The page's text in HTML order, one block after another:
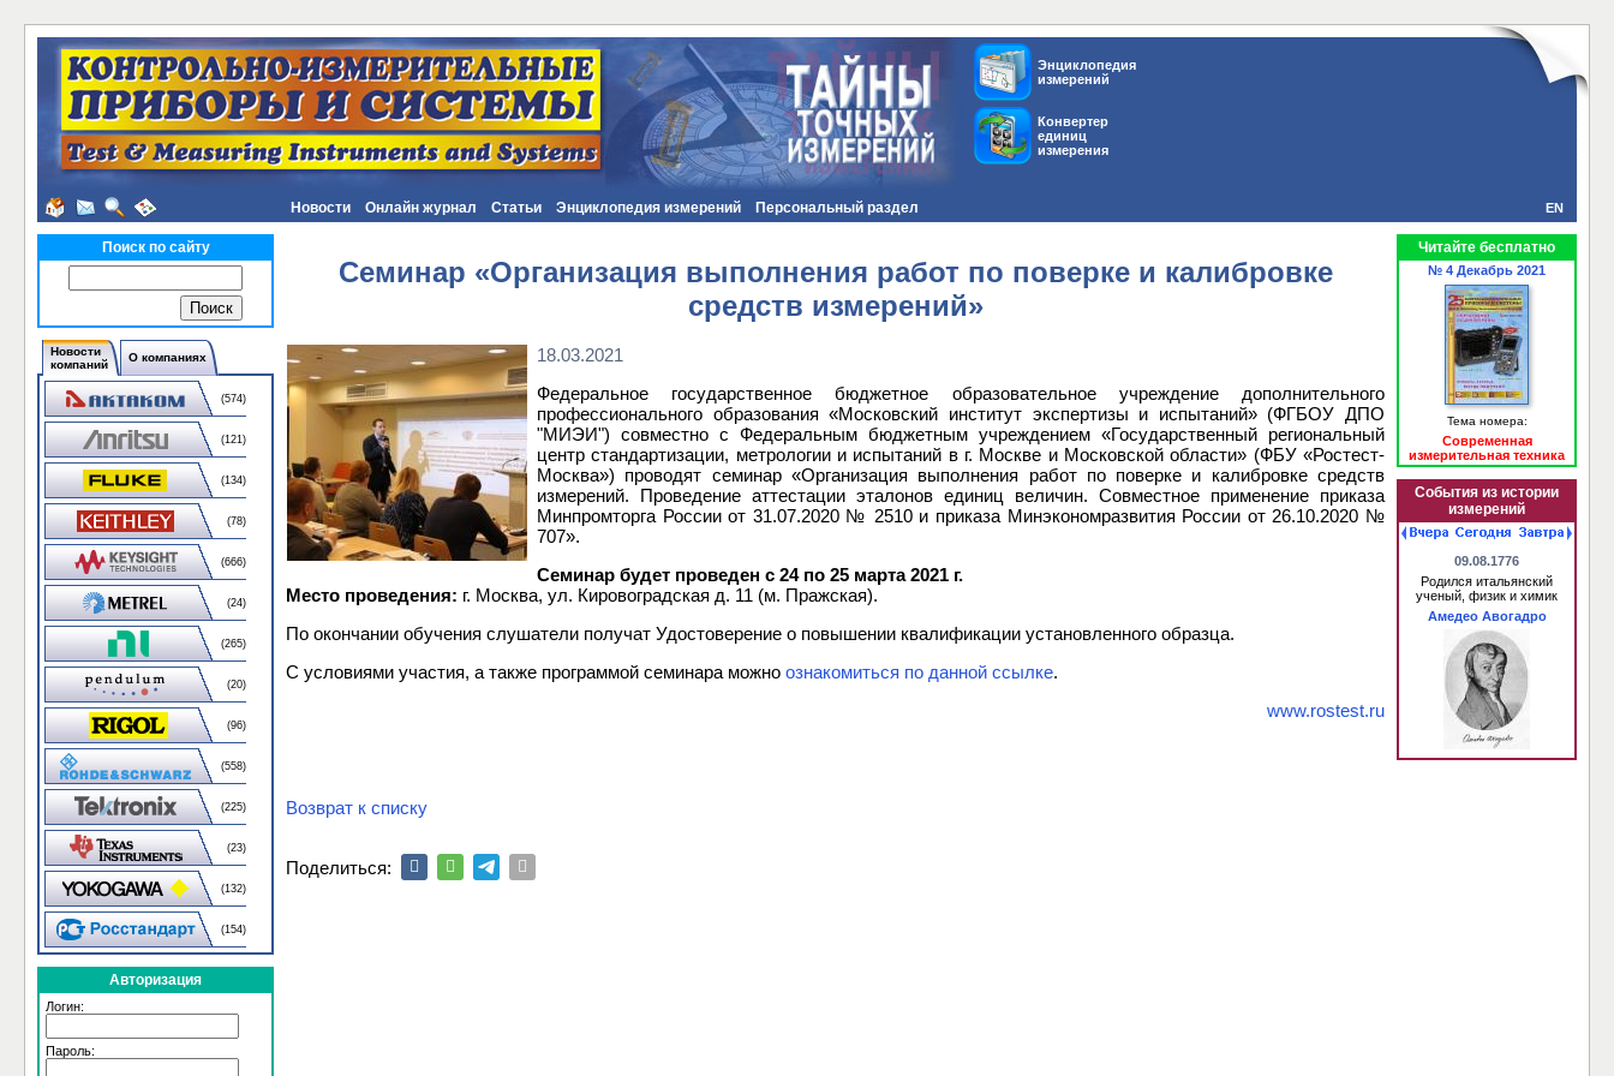
Энциклопедия
измерений
Конвертер
единиц
измерения
Новости Онлайн журнал Статьи Энциклопедия измерений Персональный раздел EN
Поиск по сайту
Новости
компаний
О компаниях
(574)
(121)
(134)
(78)
(666)
(24)
(265)
(20)
(96)
(558)
(225)
(23)
(132)
(154)
Авторизация
Логин:
Пароль:
Семинар «Организация выполнения работ по поверке и калибровке
средств измерений»
18.03.2021
Федеральное государственное бюджетное образовательное учреждение дополнительного
профессионального образования «Московский институт экспертизы и испытаний» (ФГБОУ ДПО
"МИЭИ") совместно с Федеральным бюджетным учреждением «Государственный региональный
центр стандартизации, метрологии и испытаний в г. Москве и Московской области» (ФБУ «Ростест-
Москва») проводят семинар «Организация выполнения работ по поверке и калибровке средств
измерений. Проведение аттестации эталонов единиц величин. Совместное применение приказа
Минпромторга России от 31.07.2020 № 2510 и приказа Минэкономразвития России от 26.10.2020 №
707».
Семинар будет проведен с 24 по 25 марта 2021 г.
Место проведения: г. Москва, ул. Кировоградская д. 11 (м. Пражская).
По окончании обучения слушатели получат Удостоверение о повышении квалификации установленного образца.
С условиями участия, а также программой семинара можно ознакомиться по данной ссылке.
www.rostest.ru
Возврат к списку
Поделиться:
Читайте бесплатно
№ 4 Декабрь 2021
Тема номера:
Современная
измерительная техника
События из истории
измерений
09.08.1776
Родился итальянский
ученый, физик и химик
Амедео Авогадро